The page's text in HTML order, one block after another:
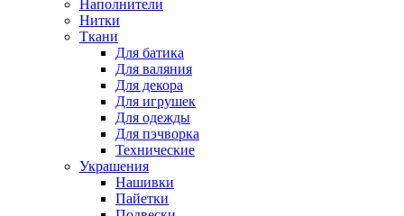
Наполнители
Нитки
Ткани
Для батика
Для валяния
Для декора
Для игрушек
Для одежды
Для пэчворка
Технические
Украшения
Нашивки
Пайетки